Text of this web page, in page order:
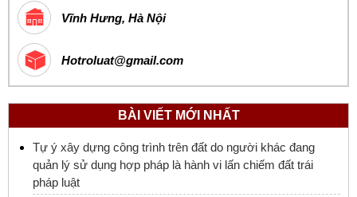
Vĩnh Hưng, Hà Nội
Hotroluat@gmail.com
BÀI VIẾT MỚI NHẤT
Tự ý xây dựng công trình trên đất do người khác đang
quản lý sử dụng hợp pháp là hành vi lấn chiếm đất trái
pháp luật